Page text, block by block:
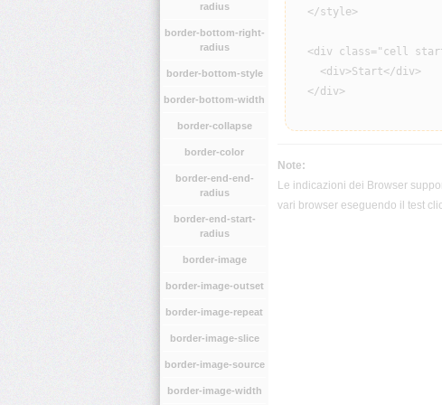
radius
border-bottom-right-
radius
border-bottom-style
border-bottom-width
border-collapse
border-color
border-end-end-
radius
border-end-start-
radius
border-image
border-image-outset
border-image-repeat
border-image-slice
border-image-source
border-image-width
  </style>
<div class="cell
    <div>Start</div>
  </div>
Note:
Le indicazioni dei Browser
vari browser eseguendo il test